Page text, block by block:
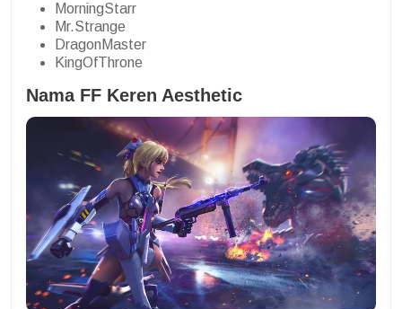
MorningStarr
Mr.Strange
DragonMaster
KingOfThrone
Nama FF Keren Aesthetic